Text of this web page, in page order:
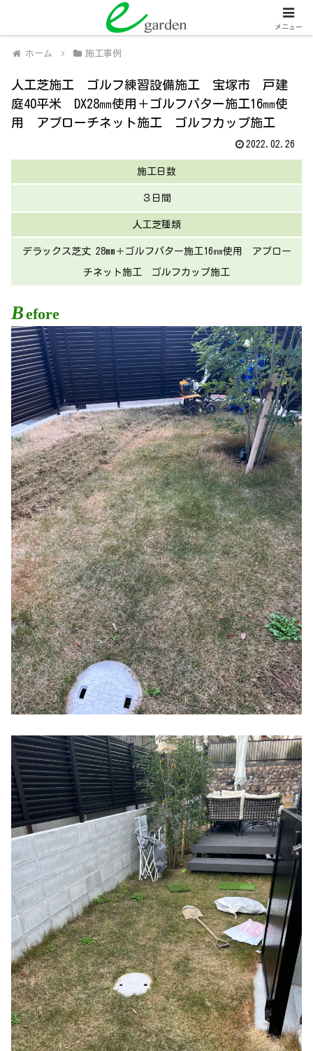
人工芝販売・施工、外壁塗装・施工
ホーム 施工事例
人工芝施工 ゴルフ練習設備施工 宝塚市 戸建
庭40平米 DX28㎜使用＋ゴルフパター施工16㎜使
用 アプローチネット施工 ゴルフカップ施工
2022.02.26
施工日数
３日間
人工芝種類
デラックス芝丈 28mm＋ゴルフパター施工16㎜使用 アプロー
チネット施工 ゴルフカップ施工
Before
メニュー